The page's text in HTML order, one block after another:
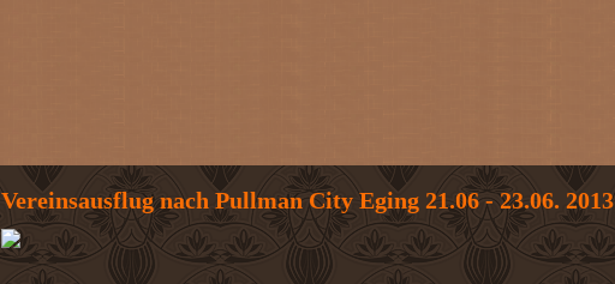
Vereinsausflug nach Pullman City Eging 21.06 - 23.06. 2013